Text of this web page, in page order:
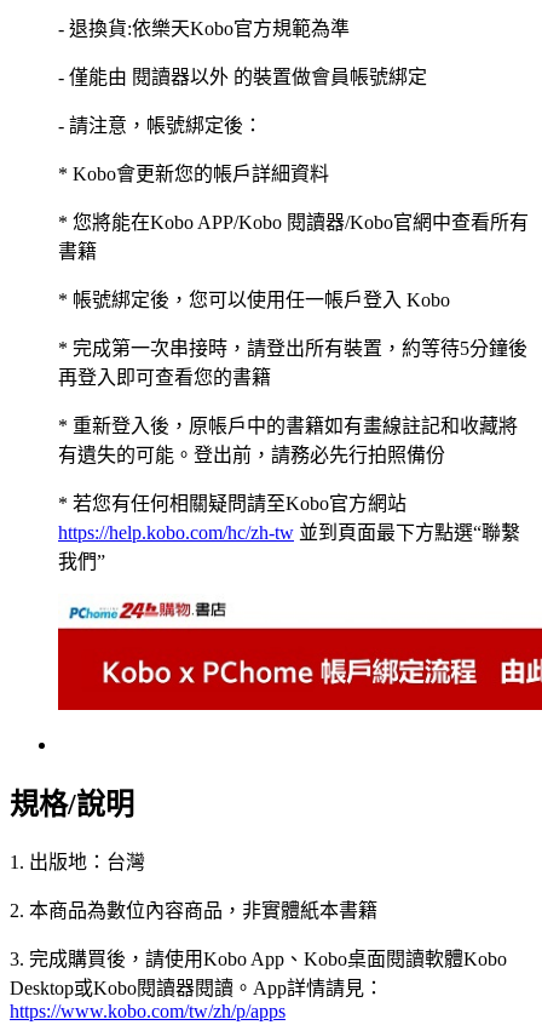
- 退換貨:依樂天Kobo官方規範為準
- 僅能由 閱讀器以外 的裝置做會員帳號綁定
- 請注意，帳號綁定後：
* Kobo會更新您的帳戶詳細資料
* 您將能在Kobo APP/Kobo 閱讀器/Kobo官網中查看所有
書籍
* 帳號綁定後，您可以使用任一帳戶登入 Kobo
* 完成第一次串接時，請登出所有裝置，約等待5分鐘後
再登入即可查看您的書籍
* 重新登入後，原帳戶中的書籍如有畫線註記和收藏將
有遺失的可能。登出前，請務必先行拍照備份
* 若您有任何相關疑問請至Kobo官方網站
https://help.kobo.com/hc/zh-tw 並到頁面最下方點選“聯繫
我們”
規格/說明
1. 出版地：台灣
2. 本商品為數位內容商品，非實體紙本書籍
3. 完成購買後，請使用Kobo App、Kobo桌面閱讀軟體Kobo
Desktop或Kobo閱讀器閱讀。App詳情請見：
https://www.kobo.com/tw/zh/p/apps